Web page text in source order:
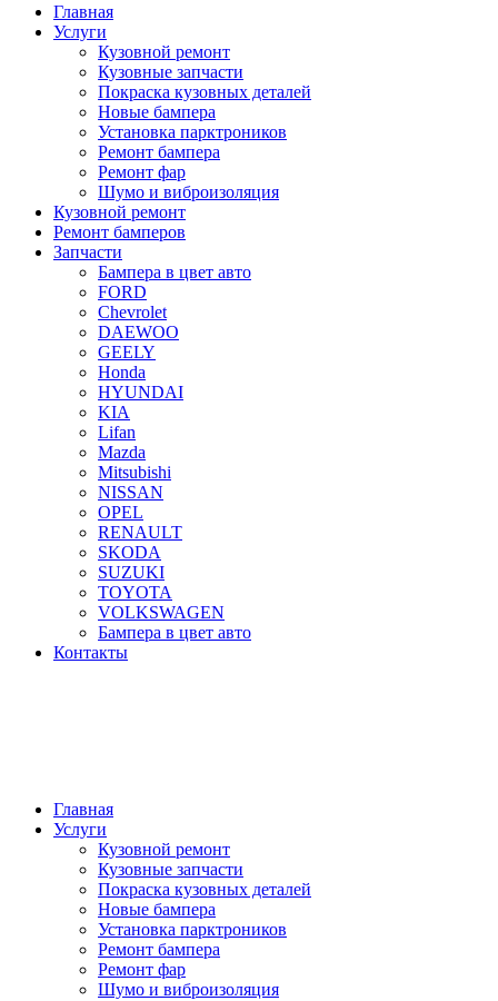
Главная
Услуги
Кузовной ремонт
Кузовные запчасти
Покраска кузовных деталей
Новые бампера
Установка парктроников
Ремонт бампера
Ремонт фар
Шумо и виброизоляция
Кузовной ремонт
Ремонт бамперов
Запчасти
Бампера в цвет авто
FORD
Chevrolet
DAEWOO
GEELY
Honda
HYUNDAI
KIA
Lifan
Mazda
Mitsubishi
NISSAN
OPEL
RENAULT
SKODA
SUZUKI
TOYOTA
VOLKSWAGEN
Бампера в цвет авто
Контакты
Главная
Услуги
Кузовной ремонт
Кузовные запчасти
Покраска кузовных деталей
Новые бампера
Установка парктроников
Ремонт бампера
Ремонт фар
Шумо и виброизоляция